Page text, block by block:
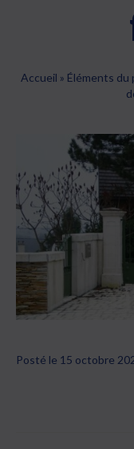
Accueil » Éléments du
Posté le 15 octobre